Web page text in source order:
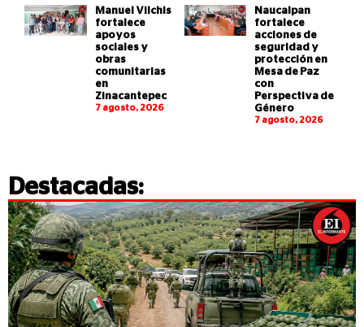
Manuel Vilchis
fortalece
apoyos
sociales y
obras
comunitarias
en
Zinacantepec
7 agosto, 2026
Naucalpan
fortalece
acciones de
seguridad y
protección en
Mesa de Paz
con
Perspectiva de
Género
7 agosto, 2026
Destacadas: